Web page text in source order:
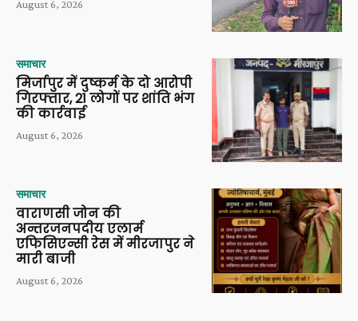
August 6, 2026
समाचार
मिर्जापुर में दुष्कर्म के दो आरोपी
गिरफ्तार, 21 लोगों पर शांति भंग
की कार्रवाई
August 6, 2026
समाचार
वाराणसी जोन की
अन्तरजनपदीय एलार्म
एफिसिएन्सी रेस में मीरजापुर ने
मारी बाजी
August 6, 2026